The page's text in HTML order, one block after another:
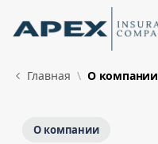
Skip to Main Content
Главная О компании
О компании
New